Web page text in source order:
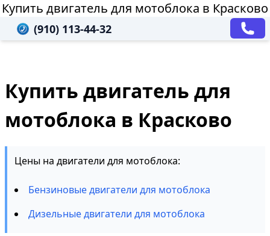
Купить двигатель для мотоблока в Красково
(910) 113-44-32
Купить двигатель для
мотоблока в Красково
Цены на двигатели для мотоблока:
Бензиновые двигатели для мотоблока
Дизельные двигатели для мотоблока